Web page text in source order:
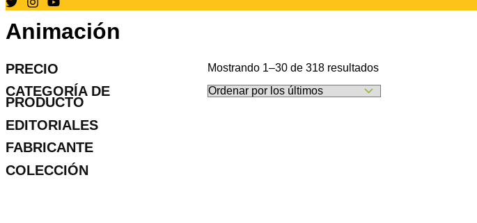
Animación
PRECIO
CATEGORÍA DE
PRODUCTO
EDITORIALES
FABRICANTE
COLECCIÓN
Mostrando 1–30 de 318 resultadosOrdenado
los
últimos